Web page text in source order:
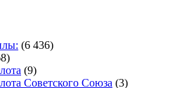
(6 436)
(9)
Советского Союза (3)